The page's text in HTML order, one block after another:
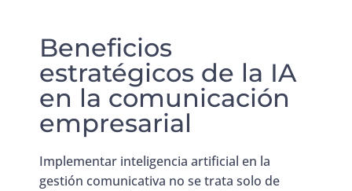
Beneficios
estratégicos de la IA
en la comunicación
empresarial
Implementar inteligencia artificial en la
gestión comunicativa no se trata solo de